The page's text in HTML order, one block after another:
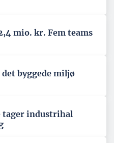
mio. kr. Fem teams
byggede miljø
tager industrihal